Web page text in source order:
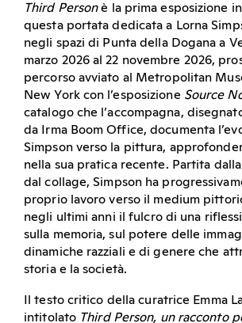
Third Personè la prima esposizione
questa portata dedicata a Lorna
negli spazi di Punta della Dogana a
marzo 2026 al 22 novembre 2026,
percorso avviato al Metropolitan
New York con l’esposizione Source
catalogo che l’accompagna,
da Irma Boom Office, documenta
Simpson verso la pittura,
nella sua pratica recente. Partita
dal collage, Simpson ha
proprio lavoro verso il medium
negli ultimi anni il fulcro di una
sulla memoria, sul potere delle
dinamiche razziali e di genere che
storia e la società.
Il testo critico della curatrice Emma
intitolato Third Person, un racconto